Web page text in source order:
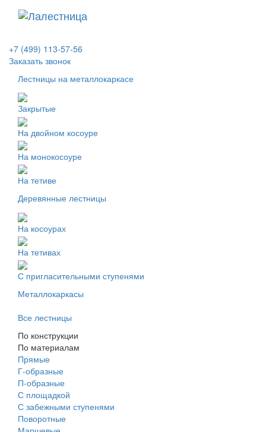
+7 (499) 113-57-56
Заказать звонок
Лестницы на металлокаркасе
Закрытые
На двойном косоуре
На монокосоуре
На тетиве
Деревянные лестницы
На косоурах
На тетивах
С пригласительными ступенями
Металлокаркасы
Все лестницы
По конструкции
По материалам
Прямые
Г-образные
П-образные
С площадкой
С забежными ступенями
Поворотные